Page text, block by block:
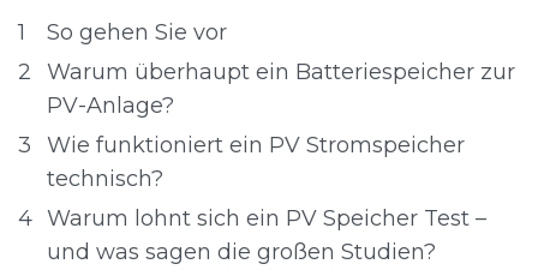
1
So gehen Sie vor
2
Warum überhaupt ein Batteriespeicher zur
PV-Anlage?
3
Wie funktioniert ein PV Stromspeicher
technisch?
4 Warum lohnt sich ein PV Speicher Test –
und was sagen die großen Studien?